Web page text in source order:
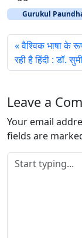
d
i
n
g
…
Gurukul
वैश्विक भाषा के
रही है हिंदी : डॉ.
Leave a
Your email
fields are